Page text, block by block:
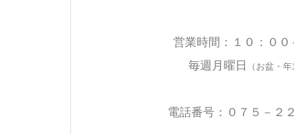
営業時間：１０：００
毎週月曜日
（お盆・
電話番号：０７５－２